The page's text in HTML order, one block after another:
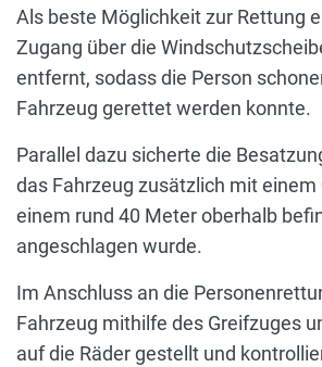
Als beste Möglichkeit zur Rettung
Zugang über die
entfernt, sodass die Person
Fahrzeug gerettet werden konnte.
Parallel dazu sicherte die
das Fahrzeug zusätzlich mit einem
einem rund 40 Meter oberhalb
angeschlagen wurde.
Im Anschluss an die
Fahrzeug mithilfe des Greifzuges
auf die Räder gestellt und